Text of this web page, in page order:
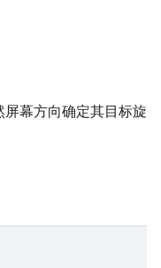
幕方向确定其目标旋